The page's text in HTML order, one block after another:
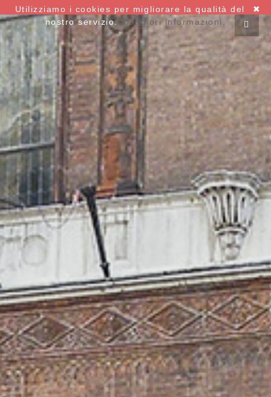
✖
Utilizziamo i cookies per migliorare la qualità del
nostro servizio. Maggiori informazioni.